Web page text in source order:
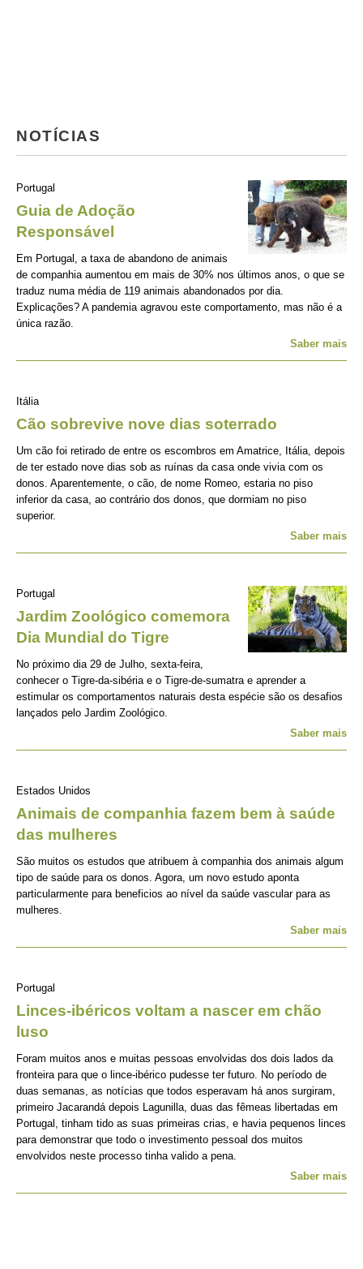
NOTÍCIAS
Portugal
Guia de Adoção
Responsável
Em Portugal, a taxa de abandono de animais
de companhia aumentou em mais de 30% nos últimos anos, o que se
traduz numa média de 119 animais abandonados por dia.
Explicações? A pandemia agravou este comportamento, mas não é a
única razão.
Saber mais
Itália
Cão sobrevive nove dias soterrado
Um cão foi retirado de entre os escombros em Amatrice, Itália, depois
de ter estado nove dias sob as ruínas da casa onde vivia com os
donos. Aparentemente, o cão, de nome Romeo, estaria no piso
inferior da casa, ao contrário dos donos, que dormiam no piso
superior.
Saber mais
Portugal
Jardim Zoológico comemora
Dia Mundial do Tigre
No próximo dia 29 de Julho, sexta-feira,
conhecer o Tigre-da-sibéria e o Tigre-de-sumatra e aprender a
estimular os comportamentos naturais desta espécie são os desafios
lançados pelo Jardim Zoológico.
Saber mais
Estados Unidos
Animais de companhia fazem bem à saúde
das mulheres
São muitos os estudos que atribuem à companhia dos animais algum
tipo de saúde para os donos. Agora, um novo estudo aponta
particularmente para beneficios ao nível da saúde vascular para as
mulheres.
Saber mais
Portugal
Linces-ibéricos voltam a nascer em chão
luso
Foram muitos anos e muitas pessoas envolvidas dos dois lados da
fronteira para que o lince-ibérico pudesse ter futuro. No período de
duas semanas, as notícias que todos esperavam há anos surgiram,
primeiro Jacarandá depois Lagunilla, duas das fêmeas libertadas em
Portugal, tinham tido as suas primeiras crias, e havia pequenos linces
para demonstrar que todo o investimento pessoal dos muitos
envolvidos neste processo tinha valido a pena.
Saber mais